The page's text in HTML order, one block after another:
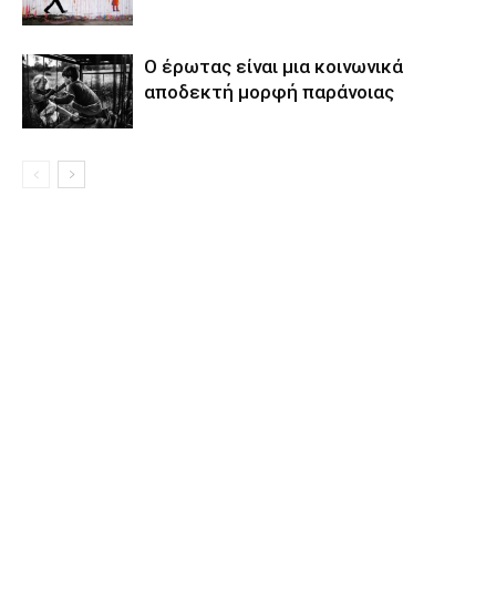
Ο έρωτας είναι μια κοινωνικά
αποδεκτή μορφή παράνοιας